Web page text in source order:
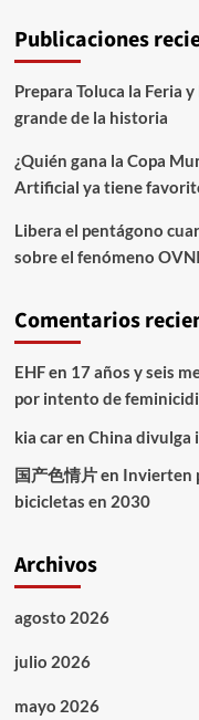
Publicaciones
Prepara Toluca la Feria
grande de la historia
¿Quién gana la Copa
Artificial ya tiene
Libera el pentágono
sobre el fenómeno OVNI
Comentarios
EHFen 17 años y seis
por intento de
kia caren China divulga
国产色情片en Invierten
bicicletas en 2030
Archivos
agosto 2026
julio 2026
mayo 2026